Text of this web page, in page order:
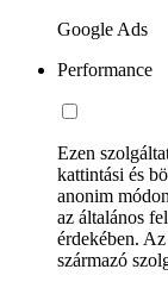
Google Ads
Performance
Ezen
kattintási és
anonim
az általános
érdekében.
származó